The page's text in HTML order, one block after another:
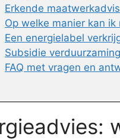
Erkende
Op welke manier kan
Een energielabel
Subsidie
FAQ met vragen en